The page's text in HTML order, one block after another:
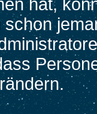
hat,